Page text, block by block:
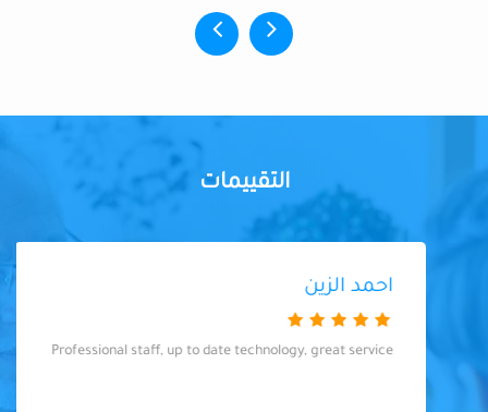
التقييمات
احمد الزين
Professional staff, up to date technology, great service